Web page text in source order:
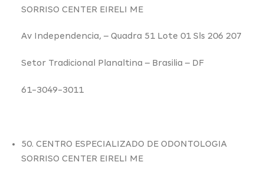
SORRISO CENTER EIRELI ME
Av Independencia, – Quadra 51 Lote 01 Sls 206 207
Setor Tradicional Planaltina – Brasilia – DF
61-3049-3011
50. CENTRO ESPECIALIZADO DE ODONTOLOGIA
SORRISO CENTER EIRELI ME